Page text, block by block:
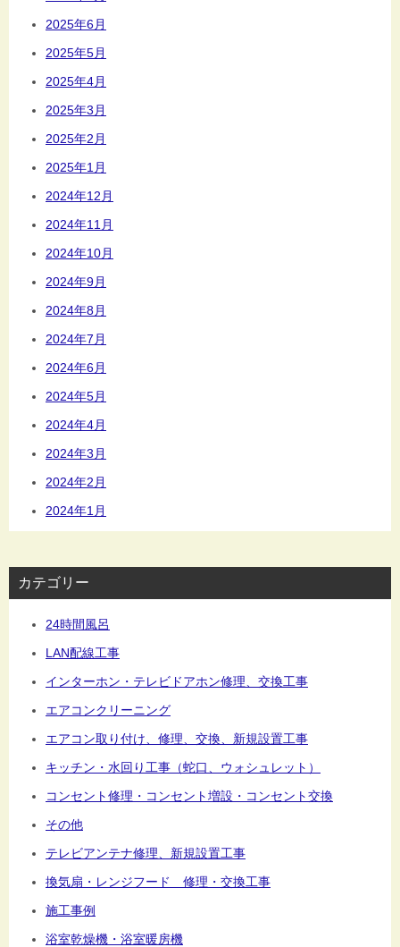
2025年6月
2025年5月
2025年4月
2025年3月
2025年2月
2025年1月
2024年12月
2024年11月
2024年10月
2024年9月
2024年8月
2024年7月
2024年6月
2024年5月
2024年4月
2024年3月
2024年2月
2024年1月
カテゴリー
24時間風呂
LAN配線工事
インターホン・テレビドアホン修理、交換工事
エアコンクリーニング
エアコン取り付け、修理、交換、新規設置工事
キッチン・水回り工事（蛇口、ウォシュレット）
コンセント修理・コンセント増設・コンセント交換
その他
テレビアンテナ修理、新規設置工事
換気扇・レンジフード 修理・交換工事
施工事例
浴室乾燥機・浴室暖房機